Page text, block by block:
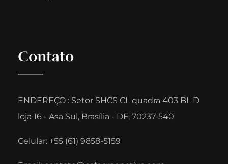
Contato
ENDEREÇO : Setor SHCS CL quadra 403 BL D
loja 16 - Asa Sul, Brasília - DF, 70237-540
Celular: +55 (61) 9858-5159